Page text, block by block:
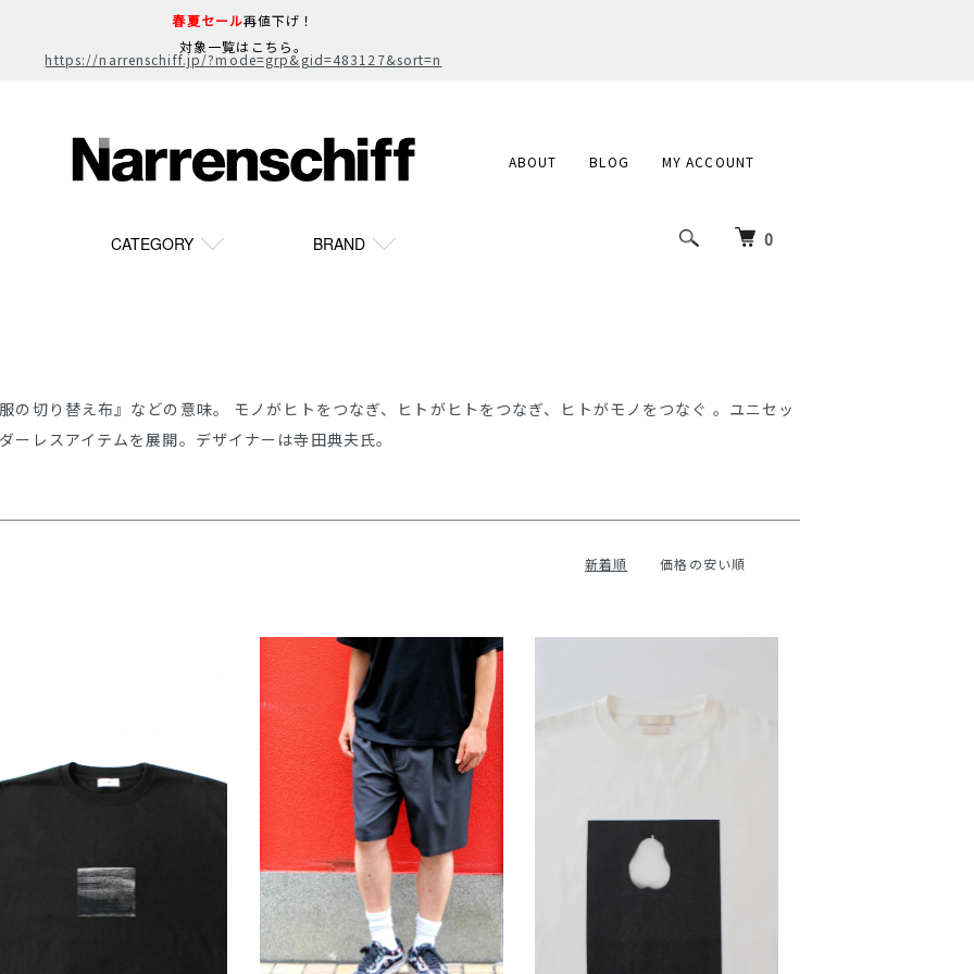
春夏セール再値下げ！
対象一覧はこちら。
https://narrenschiff.jp/?mode=grp&gid=483127&sort=n
0
CATEGORY BRAND
ABOUT BLOG MY ACCOUNT
の切り替え布』などの意味。 モノがヒトをつなぎ、ヒトがヒトをつなぎ、ヒトがモノをつなぐ 。ユニセッ
レスアイテムを展開。デザイナーは寺田典夫氏。
新着順 価格の安い順